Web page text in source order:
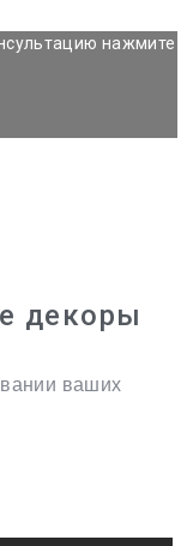
нажмите
декоры
ваших